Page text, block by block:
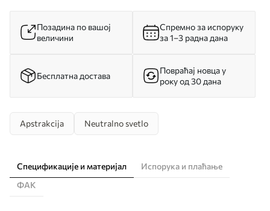
Позадина по вашој
величини
Спремно за испоруку
за 1–3 радна дана
Бесплатна достава
Повраћај новца у
року од 30 дана
Apstrakcija Neutralno svetlo
Спецификације и материјал
Испорука и плаћање
ФАК